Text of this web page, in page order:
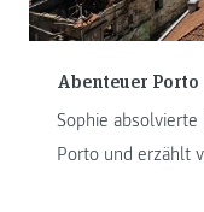
Abenteuer Porto
Sophie
Porto und erzählt